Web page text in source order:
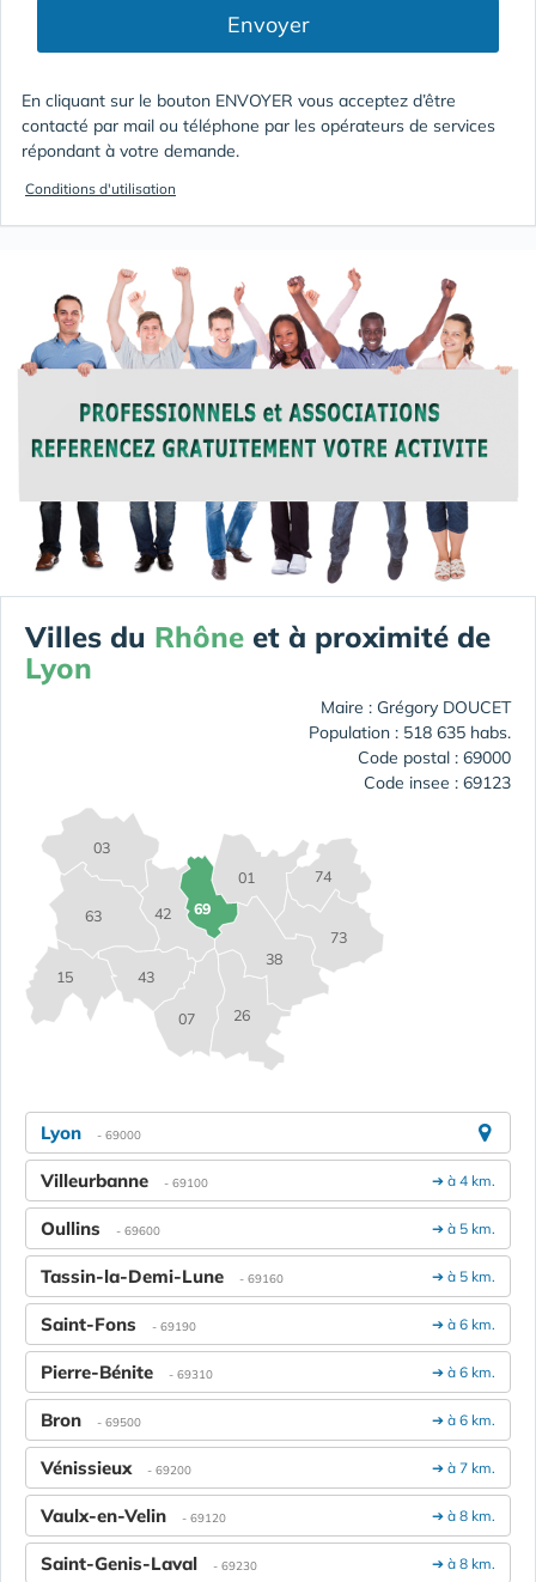
Envoyer
En cliquant sur le bouton ENVOYER vous acceptez d’être
contacté par mail ou téléphone par les opérateurs de services
répondant à votre demande.
Conditions d'utilisation
Villes du Rhône et à proximité de
Lyon
Maire : Grégory DOUCET
Population : 518 635 habs.
Code postal : 69000
Code insee : 69123
01
03
07
15
26
38
42
43
63 69
73
74
Lyon - 69000
➔ à 4 km.
Villeurbanne - 69100
➔ à 5 km.
Oullins - 69600
➔ à 5 km.
Tassin-la-Demi-Lune - 69160
➔ à 6 km.
Saint-Fons - 69190
➔ à 6 km.
Pierre-Bénite - 69310
➔ à 6 km.
Bron - 69500
➔ à 7 km.
Vénissieux - 69200
➔ à 8 km.
Vaulx-en-Velin - 69120
➔ à 8 km.
Saint-Genis-Laval - 69230